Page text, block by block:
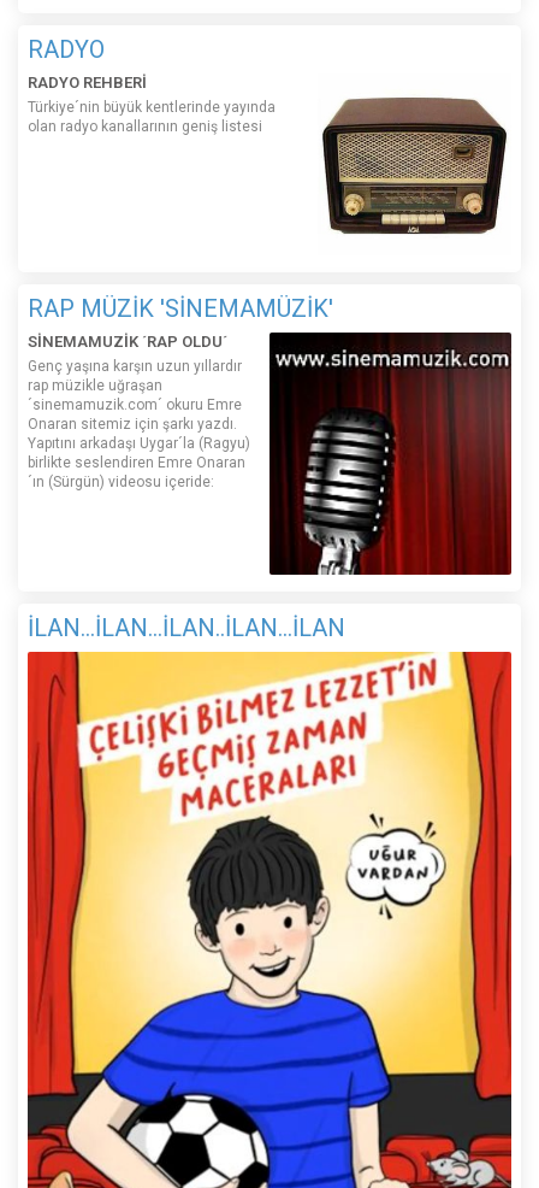
RADYO
RADYO REHBERİ
Türkiye´nin büyük kentlerinde yayında
olan radyo kanallarının geniş listesi
RAP MÜZİK 'SİNEMAMÜZİK'
SİNEMAMUZİK ´RAP OLDU´
Genç yaşına karşın uzun yıllardır
rap müzikle uğraşan
´sinemamuzik.com´ okuru Emre
Onaran sitemiz için şarkı yazdı.
Yapıtını arkadaşı Uygar´la (Ragyu)
birlikte seslendiren Emre Onaran
´ın (Sürgün) videosu içeride:
İLAN...İLAN...İLAN..İLAN...İLAN